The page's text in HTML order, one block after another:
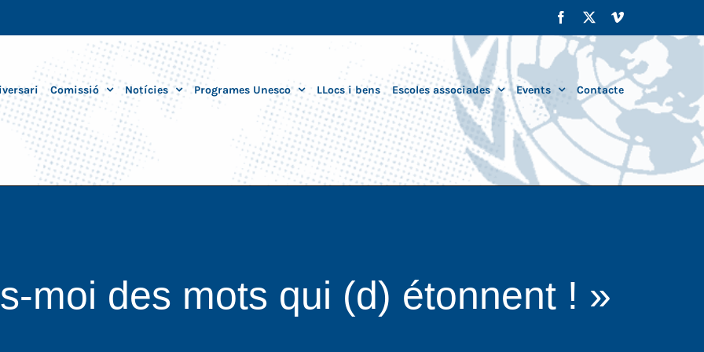
Facebook Vimeo
Comissió Notícies Programes Unesco LLocs i bens Escoles associades Events Contacte
moi des mots qui (d) étonnent ! »